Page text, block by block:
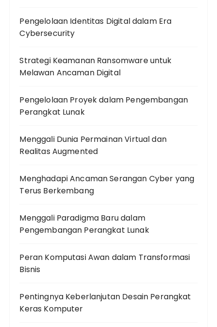
Pengelolaan Identitas Digital dalam Era
Cybersecurity
Strategi Keamanan Ransomware untuk
Melawan Ancaman Digital
Pengelolaan Proyek dalam Pengembangan
Perangkat Lunak
Menggali Dunia Permainan Virtual dan
Realitas Augmented
Menghadapi Ancaman Serangan Cyber yang
Terus Berkembang
Menggali Paradigma Baru dalam
Pengembangan Perangkat Lunak
Peran Komputasi Awan dalam Transformasi
Bisnis
Pentingnya Keberlanjutan Desain Perangkat
Keras Komputer